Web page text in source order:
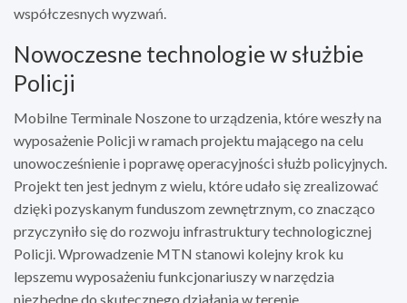
współczesnych wyzwań.
Nowoczesne technologie w służbie
Policji
Mobilne Terminale Noszone to urządzenia, które weszły na
wyposażenie Policji w ramach projektu mającego na celu
unowocześnienie i poprawę operacyjności służb policyjnych.
Projekt ten jest jednym z wielu, które udało się zrealizować
dzięki pozyskanym funduszom zewnętrznym, co znacząco
przyczyniło się do rozwoju infrastruktury technologicznej
Policji. Wprowadzenie MTN stanowi kolejny krok ku
lepszemu wyposażeniu funkcjonariuszy w narzędzia
niezbędne do skutecznego działania w terenie.